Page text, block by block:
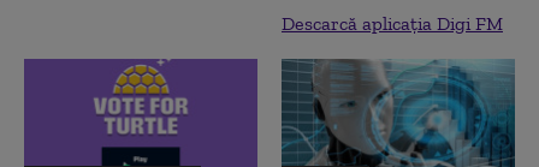
Descarcă aplicația Digi FM